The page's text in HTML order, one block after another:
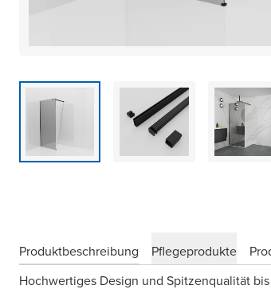
Produktbeschreibung
Pflegeprodukte
Hochwertiges Design und Spitzenqualität